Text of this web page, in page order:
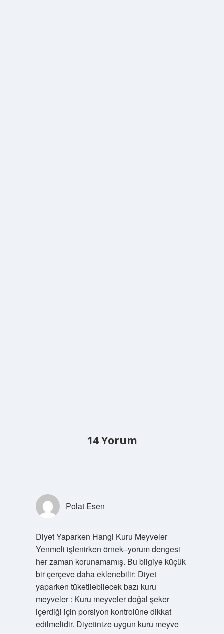
14 Yorum
Polat Esen
Diyet Yaparken Hangi Kuru Meyveler
Yenmeli işlenirken örnek–yorum dengesi
her zaman korunamamış. Bu bilgiye küçük
bir çerçeve daha eklenebilir: Diyet
yaparken tüketilebilecek bazı kuru
meyveler : Kuru meyveler doğal şeker
içerdiği için porsiyon kontrolüne dikkat
edilmelidir. Diyetinize uygun kuru meyve